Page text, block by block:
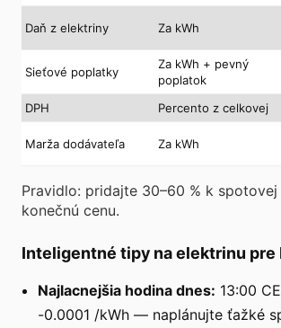
Daň z elektriny Za kWh
Sieťové poplatky
Za kWh + pevný
poplatok
DPH
Percento z celkovej
Marža dodávateľa Za kWh
Pravidlo: pridajte 30–60 % k
konečnú cenu.
Inteligentné tipy na elektrinu pre
Najlacnejšia hodina dnes: 13:00
-0.0001 /kWh — naplánujte ťažké